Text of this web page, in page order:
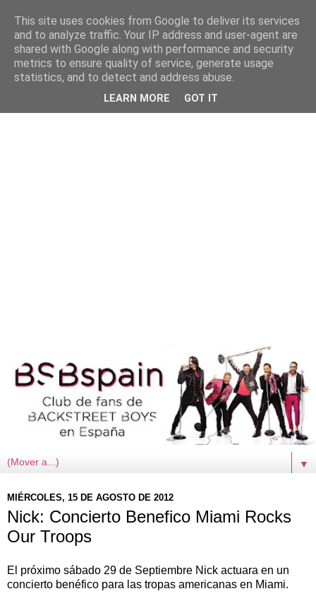
▼
MIÉRCOLES, 15 DE AGOSTO DE 2012
Nick: Concierto Benefico Miami Rocks
Our Troops
El próximo sábado 29 de Septiembre Nick actuara en un
concierto benéfico para las tropas americanas en Miami.
This site uses cookies from Google to deliver its services
and to analyze traffic. Your IP address and user-agent are
shared with Google along with performance and security
metrics to ensure quality of service, generate usage
statistics, and to detect and address abuse.
LEARN MORE GOT IT